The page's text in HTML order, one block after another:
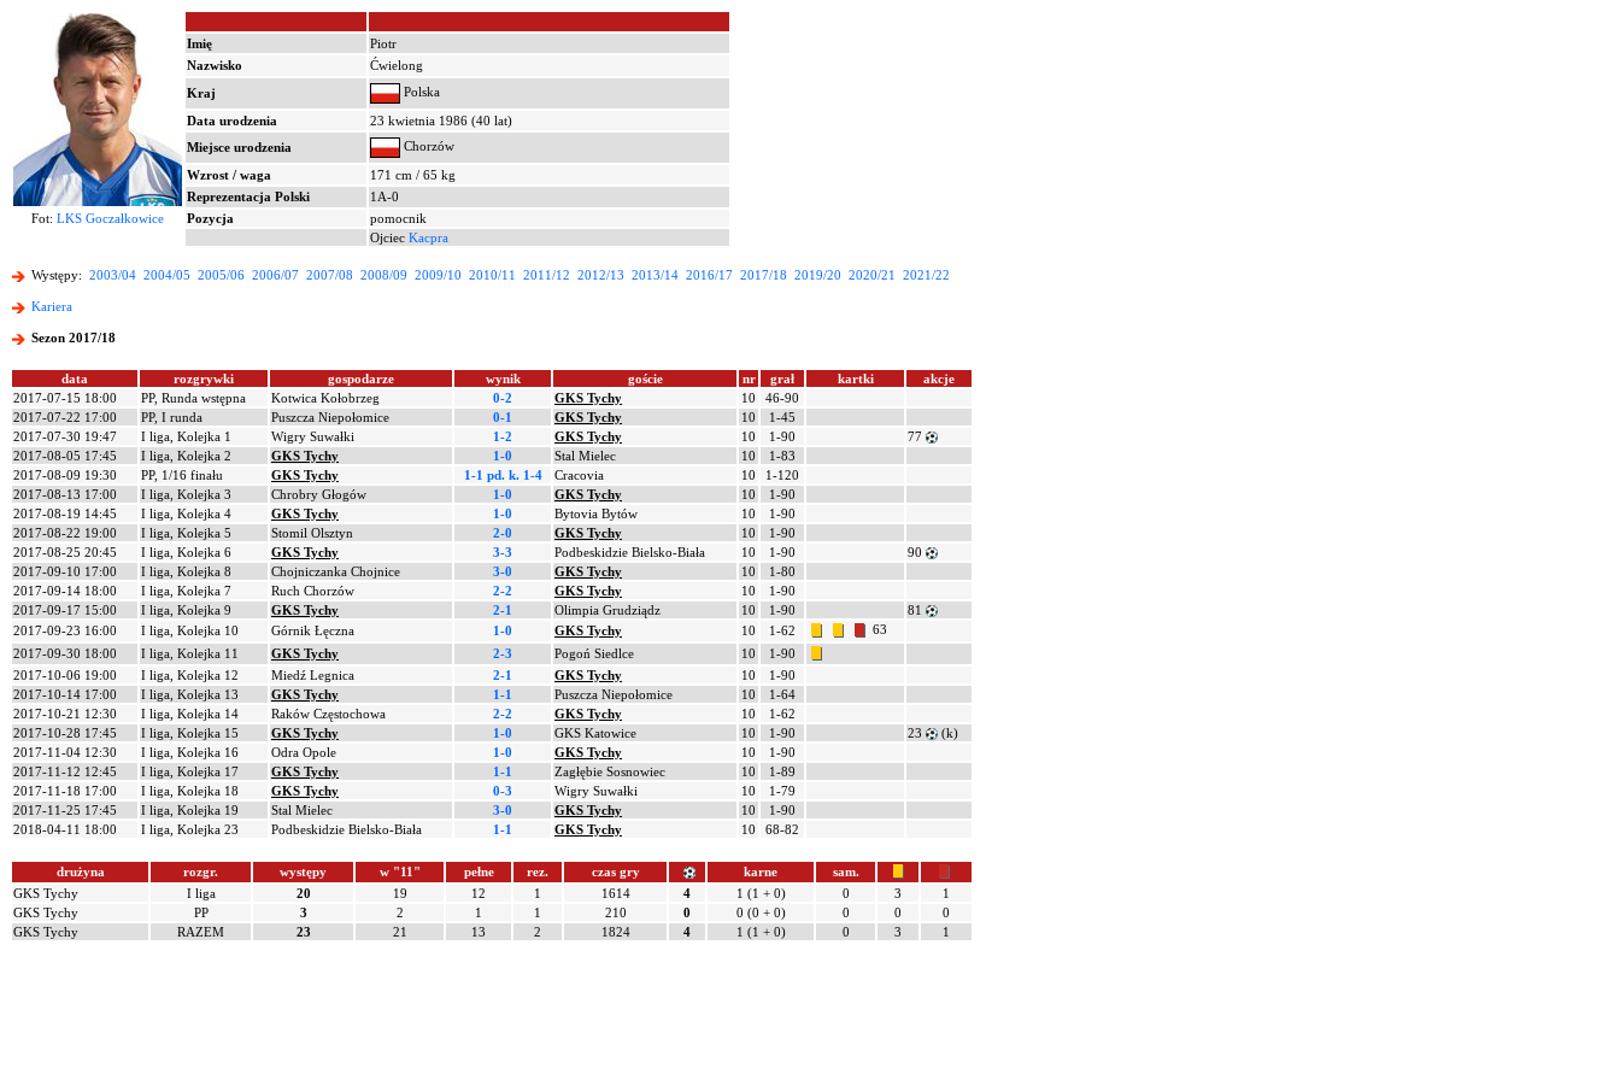
Imię
Piotr
Nazwisko
Ćwielong
Kraj
Polska
Data urodzenia
23 kwietnia 1986 (40 lat)
Miejsce urodzenia
Chorzów
Wzrost / waga
171 cm / 65 kg
Reprezentacja Polski
1A-0
Fot: LKS Goczałkowice Pozycja
pomocnik
Ojciec Kacpra
Występy: 2003/04 2004/05 2005/06 2006/07 2007/08 2008/09 2009/10 2010/11 2011/12 2012/13 2013/14 2016/17 2017/18 2019/20 2020/21 2021/22
Kariera
Sezon 2017/18
data rozgrywki gospodarze wynik goście nr grał kartki
akcje
2017-07-15 18:00
PP, Runda wstępna Kotwica Kołobrzeg 0-2 GKS Tychy 10
46-90
2017-07-22 17:00
PP, I runda Puszcza Niepołomice 0-1 GKS Tychy 10
1-45
2017-07-30 19:47
I liga, Kolejka 1 Wigry Suwałki 1-2 GKS Tychy 10 1-90
77
2017-08-05 17:45
I liga, Kolejka 2 GKS Tychy 1-0 Stal Mielec 10
1-83
2017-08-09 19:30
PP, 1/16 finału GKS Tychy 1-1 pd. k. 1-4 Cracovia 10
1-120
2017-08-13 17:00
I liga, Kolejka 3 Chrobry Głogów 1-0 GKS Tychy 10
1-90
2017-08-19 14:45
I liga, Kolejka 4 GKS Tychy 1-0 Bytovia Bytów 10
1-90
2017-08-22 19:00
I liga, Kolejka 5 Stomil Olsztyn 2-0 GKS Tychy 10
1-90
2017-08-25 20:45
I liga, Kolejka 6 GKS Tychy 3-3 Podbeskidzie Bielsko-Biała 10 1-90
90
2017-09-10 17:00
I liga, Kolejka 8 Chojniczanka Chojnice 3-0 GKS Tychy 10
1-80
2017-09-14 18:00
I liga, Kolejka 7 Ruch Chorzów 2-2 GKS Tychy 10
1-90
2017-09-17 15:00
I liga, Kolejka 9 GKS Tychy 2-1 Olimpia Grudziądz 10 1-90
81
2017-09-23 16:00
I liga, Kolejka 10 Górnik Łęczna 1-0 GKS Tychy 10 1-62
63
2017-09-30 18:00
I liga, Kolejka 11 GKS Tychy 2-3 Pogoń Siedlce 10
1-90
2017-10-06 19:00
I liga, Kolejka 12 Miedź Legnica 2-1 GKS Tychy 10
1-90
2017-10-14 17:00
I liga, Kolejka 13 GKS Tychy 1-1 Puszcza Niepołomice 10
1-64
2017-10-21 12:30
I liga, Kolejka 14 Raków Częstochowa 2-2 GKS Tychy 10
1-62
2017-10-28 17:45
I liga, Kolejka 15 GKS Tychy 1-0 GKS Katowice 10 1-90 23
(k)
2017-11-04 12:30
I liga, Kolejka 16 Odra Opole 1-0 GKS Tychy 10
1-90
2017-11-12 12:45
I liga, Kolejka 17 GKS Tychy 1-1 Zagłębie Sosnowiec 10
1-89
2017-11-18 17:00
I liga, Kolejka 18 GKS Tychy 0-3 Wigry Suwałki 10
1-79
2017-11-25 17:45
I liga, Kolejka 19 Stal Mielec 3-0 GKS Tychy 10
1-90
2018-04-11 18:00
I liga, Kolejka 23 Podbeskidzie Bielsko-Biała 1-1 GKS Tychy 10 68-82
drużyna rozgr. występy w "11" pełne rez. czas gry karne
sam.
GKS Tychy
I liga 20 19 12 1 1614 4 1 (1 + 0) 0 3
1
GKS Tychy
PP 3 2 1 1 210 0 0 (0 + 0) 0 0
0
GKS Tychy
RAZEM 23 21 13 2 1824 4 1 (1 + 0) 0 3 1